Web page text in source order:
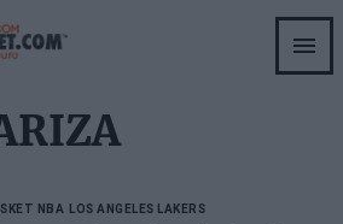
NBA LOS ANGELES LAKERS